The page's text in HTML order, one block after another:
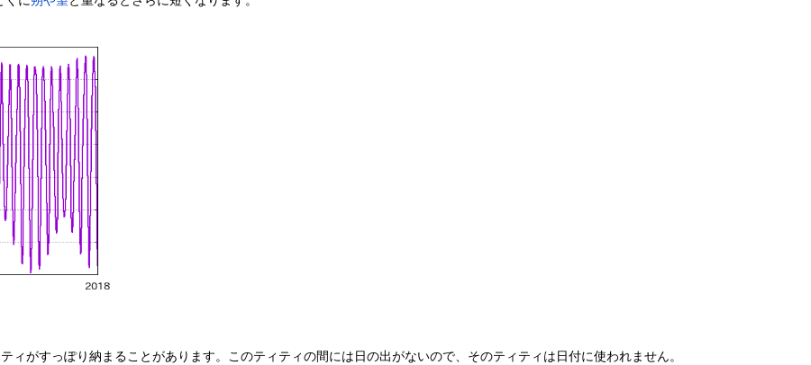
ィがすっぽり納まることがあります。このティティの間には日の出がないので、そのティティは日付に使われません。